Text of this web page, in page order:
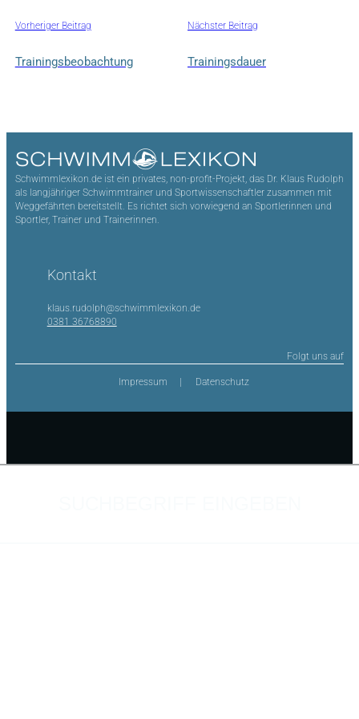
Vorheriger Beitrag
Trainingsbeobachtung
Nächster Beitrag
Trainingsdauer
Schwimmlexikon.de ist ein privates, non-profit-Projekt, das Dr. Klaus Rudolph
als langjähriger Schwimmtrainer und Sportwissenschaftler zusammen mit
Weggefährten bereitstellt. Es richtet sich vorwiegend an Sportlerinnen und
Sportler, Trainer und Trainerinnen.
Kontakt
klaus.rudolph@schwimmlexikon.de
0381 36768890
Folgt uns auf
Impressum Datenschutz